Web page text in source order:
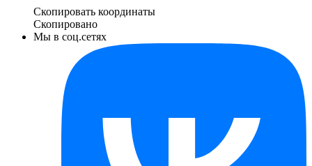
Скопировать координаты
Скопировано
Мы в соц.сетях